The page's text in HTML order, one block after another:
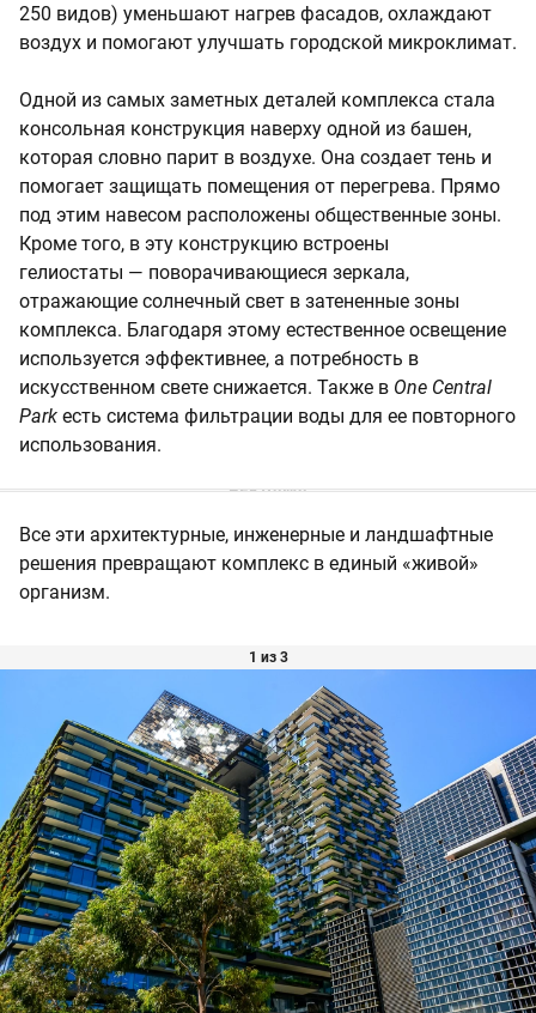
250 видов) уменьшают нагрев фасадов, охлаждают
воздух и помогают улучшать городской микроклимат.
Одной из самых заметных деталей комплекса стала
консольная конструкция наверху одной из башен,
которая словно парит в воздухе. Она создает тень и
помогает защищать помещения от перегрева. Прямо
под этим навесом расположены общественные зоны.
Кроме того, в эту конструкцию встроены
гелиостаты — поворачивающиеся зеркала,
отражающие солнечный свет в затененные зоны
комплекса. Благодаря этому естественное освещение
используется эффективнее, а потребность в
искусственном свете снижается. Также в One Central
Park есть система фильтрации воды для ее повторного
использования.
Все эти архитектурные, инженерные и ландшафтные
решения превращают комплекс в единый «живой»
организм.
1 из 3